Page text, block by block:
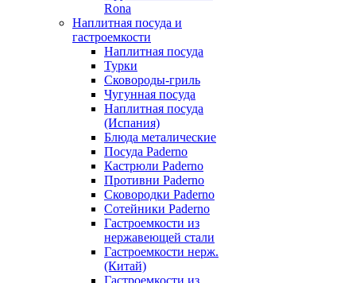
Rona
Наплитная посуда и
гастроемкости
Наплитная посуда
Турки
Сковороды-гриль
Чугунная посуда
Наплитная посуда
(Испания)
Блюда металические
Посуда Paderno
Кастрюли Paderno
Противни Paderno
Сковородки Paderno
Сотейники Paderno
Гастроемкости из
нержавеющей стали
Гастроемкости нерж.
(Китай)
Гастроемкости из